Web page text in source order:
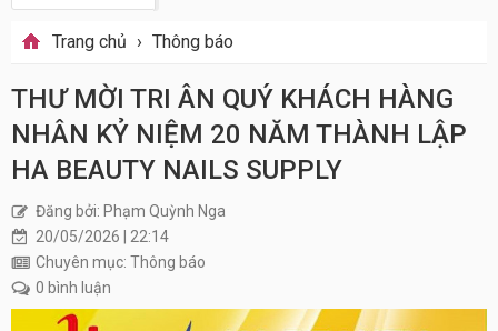
Trang chủ › Thông báo
THƯ MỜI TRI ÂN QUÝ KHÁCH HÀNG
NHÂN KỶ NIỆM 20 NĂM THÀNH LẬP
HA BEAUTY NAILS SUPPLY
Đăng bởi: Phạm Quỳnh Nga
20/05/2026 | 22:14
Chuyên mục: Thông báo
0 bình luận